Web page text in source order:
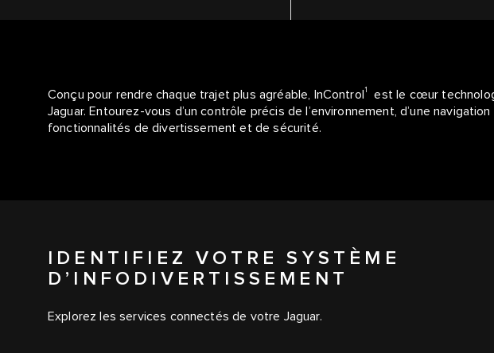
Conçu pour rendre chaque trajet plus agréable, InControl 1
est le cœur
Jaguar. Entourez-vous d’un contrôle précis de l’environnement, d’une
fonctionnalités de divertissement et de sécurité.
IDENTIFIEZ VOTRE SYSTÈME
D’INFODIVERTISSEMENT
Explorez les services connectés de votre Jaguar.